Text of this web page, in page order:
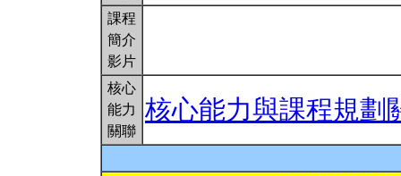
課程
簡介
影片
核心
能力
關聯
核心能力與課程規劃